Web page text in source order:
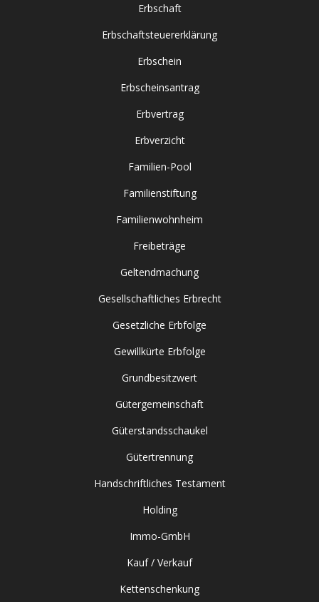
Erbschaft
Erbschaftsteuererklärung
Erbschein
Erbscheinsantrag
Erbvertrag
Erbverzicht
Familien-Pool
Familienstiftung
Familienwohnheim
Freibeträge
Geltendmachung
Gesellschaftliches Erbrecht
Gesetzliche Erbfolge
Gewillkürte Erbfolge
Grundbesitzwert
Gütergemeinschaft
Güterstandsschaukel
Gütertrennung
Handschriftliches Testament
Holding
Immo-GmbH
Kauf / Verkauf
Kettenschenkung